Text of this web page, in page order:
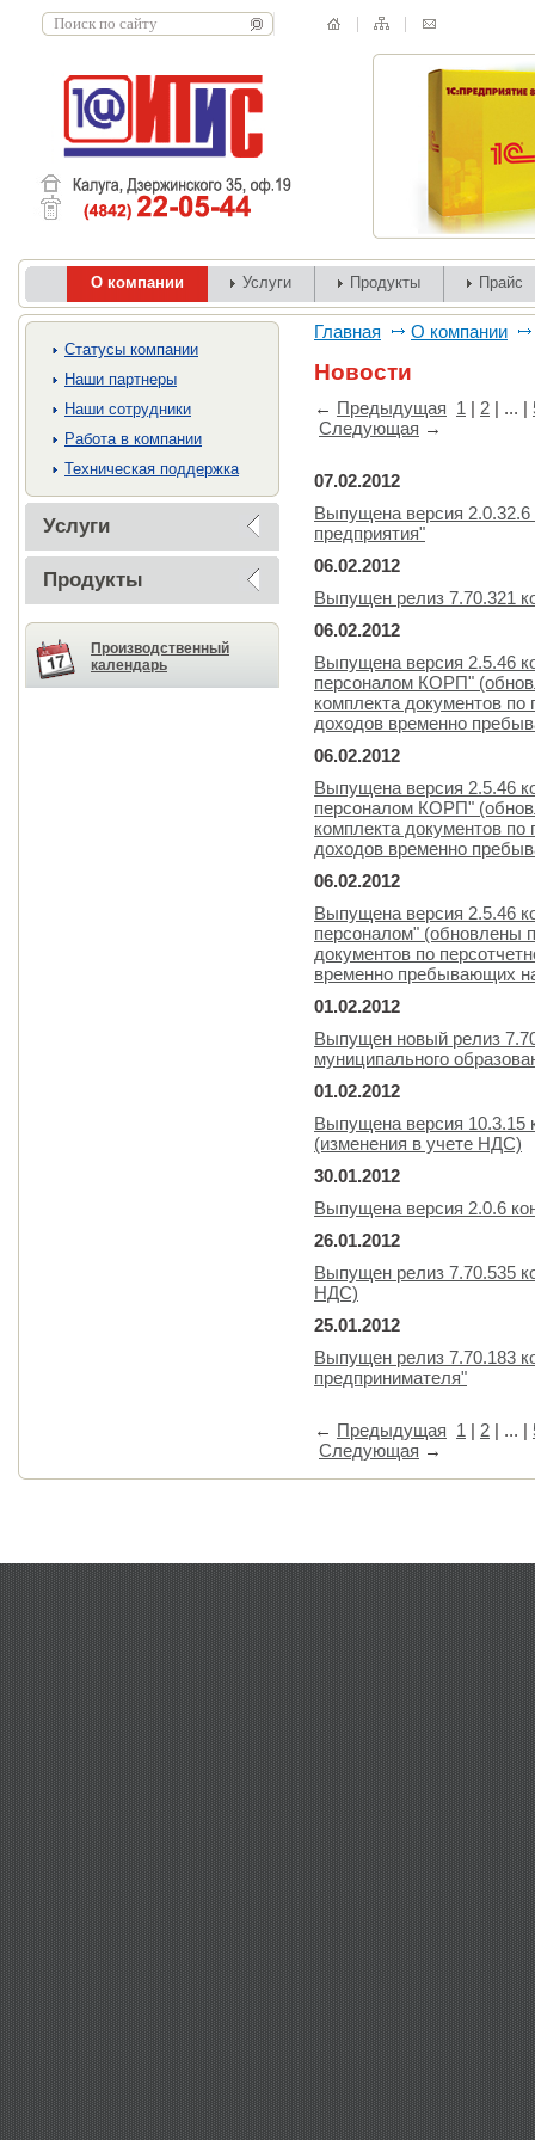
О компании Услуги Продукты Прайс
Cтатусы компании
Наши партнеры
Наши сотрудники
Работа в компании
Техническая поддержка
Услуги
Продукты
Производственный
календарь
Главная О компании
Новости
← Предыдущая 1 | 2 | ... |
Следующая →
07.02.2012
Выпущена версия 2.0.32.6
предприятия"
06.02.2012
Выпущен релиз 7.70.321
06.02.2012
Выпущена версия 2.5.46
персоналом КОРП"
комплекта документов по
доходов временно
06.02.2012
Выпущена версия 2.5.46
персоналом КОРП"
комплекта документов по
доходов временно
06.02.2012
Выпущена версия 2.5.46
персоналом" (обновлены
документов по
временно пребывающих
01.02.2012
Выпущен новый релиз
муниципального
01.02.2012
Выпущена версия 10.3.15
(изменения в учете НДС)
30.01.2012
Выпущена версия 2.0.6
26.01.2012
Выпущен релиз 7.70.535
НДС)
25.01.2012
Выпущен релиз 7.70.183
предпринимателя"
← Предыдущая 1 | 2 | ... |
Следующая →